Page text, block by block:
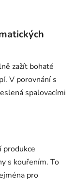
zažít bohaté
V porovnání s
spalovacími
produkce
s kouřením. To
pro